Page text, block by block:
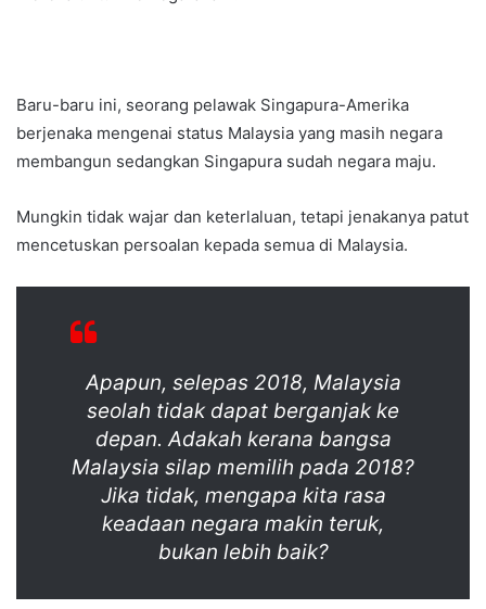
Baru-baru ini, seorang pelawak Singapura-Amerika
berjenaka mengenai status Malaysia yang masih negara
membangun sedangkan Singapura sudah negara maju.
Mungkin tidak wajar dan keterlaluan, tetapi jenakanya patut
mencetuskan persoalan kepada semua di Malaysia.
Apapun, selepas 2018, Malaysia
seolah tidak dapat berganjak ke
depan. Adakah kerana bangsa
Malaysia silap memilih pada 2018?
Jika tidak, mengapa kita rasa
keadaan negara makin teruk,
bukan lebih baik?